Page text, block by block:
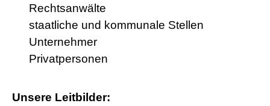
Rechtsanwälte
staatliche und kommunale Stellen
Unternehmer
Privatpersonen
Unsere Leitbilder: